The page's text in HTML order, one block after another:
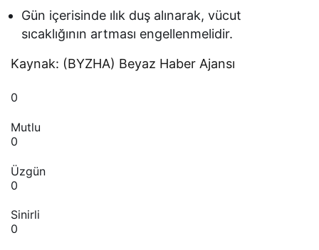
Gün içerisinde ılık duş alınarak, vücut
sıcaklığının artması engellenmelidir.
Kaynak: (BYZHA) Beyaz Haber Ajansı
0
Mutlu
0
Üzgün
0
Sinirli
0